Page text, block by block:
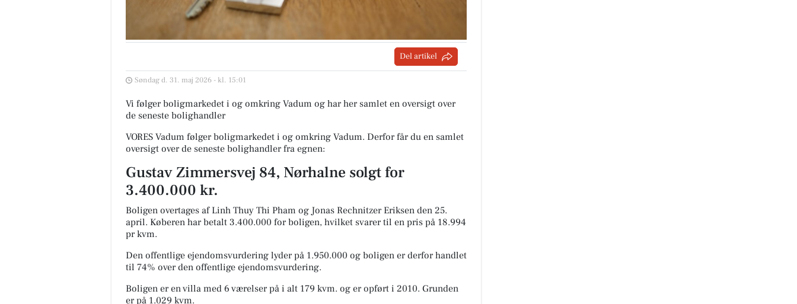
Del artikel
Søndag d. 31. maj 2026 - kl. 15:01
Vi følger boligmarkedet i og omkring Vadum og har her samlet en oversigt over
de seneste bolighandler
VORES Vadum følger boligmarkedet i og omkring Vadum. Derfor får du en samlet
oversigt over de seneste bolighandler fra egnen:
Gustav Zimmersvej 84, Nørhalne solgt for
3.400.000 kr.
Boligen overtages af Linh Thuy Thi Pham og Jonas Rechnitzer Eriksen den 25.
april. Køberen har betalt 3.400.000 for boligen, hvilket svarer til en pris på 18.994
pr kvm.
Den offentlige ejendomsvurdering lyder på 1.950.000 og boligen er derfor handlet
til 74% over den offentlige ejendomsvurdering.
Boligen er en villa med 6 værelser på i alt 179 kvm. og er opført i 2010. Grunden
er på 1.029 kvm.